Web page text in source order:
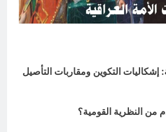
إشكاليات التكوين ومقاربات التأصيل
من النظرية القومية؟